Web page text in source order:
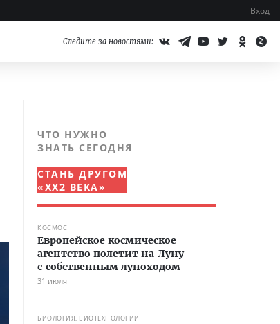
Вход
Следите за новостями:
ЧТО НУЖНО
ЗНАТЬ СЕГОДНЯ
СТАНЬ ДРУГОМ
«XX2 ВЕКА»
КОСМОС
Европейское космическое
агентство полетит на Луну
с собственным луноходом
31 июля
БИОЛОГИЯ, БИОТЕХНОЛОГИИ